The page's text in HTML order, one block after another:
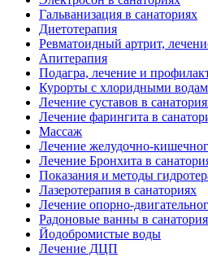
Гальванизация в санаториях
Диетотерапия
Ревматоидный артрит,
Апитерапия
Подагра, лечение и
Курорты с хлоридными
Лечение суставов в
Лечение фарингита в
Массаж
Лечение желудочно-
Лечение Бронхита в
Показания и методы
Лазеротерапия в санаториях
Лечение опорно-
Радоновые ванны в
Йодобромистые воды
Лечение ДЦП